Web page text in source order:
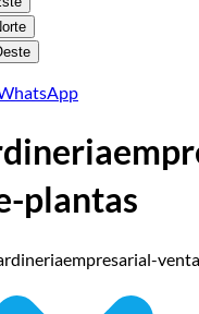
plantas